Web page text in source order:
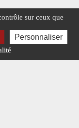
sur ceux que
Personnaliser